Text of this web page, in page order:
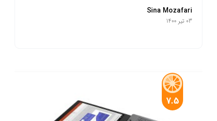
Sina Mozafari
03 تیر 1400
7.5